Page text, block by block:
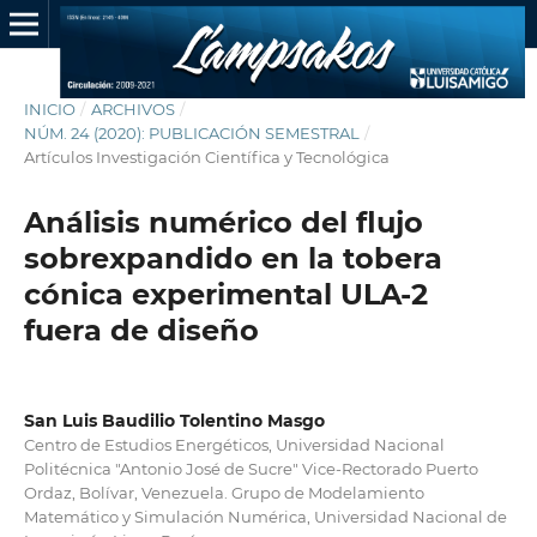
INICIO / ARCHIVOS /
NÚM. 24 (2020): PUBLICACIÓN SEMESTRAL
/
Artículos Investigación Científica y Tecnológica
Análisis numérico del flujo
sobrexpandido en la tobera
cónica experimental ULA-2
fuera de diseño
San Luis Baudilio Tolentino Masgo
Centro de Estudios Energéticos, Universidad Nacional
Politécnica "Antonio José de Sucre" Vice-Rectorado Puerto
Ordaz, Bolívar, Venezuela. Grupo de Modelamiento
Matemático y Simulación Numérica, Universidad Nacional de